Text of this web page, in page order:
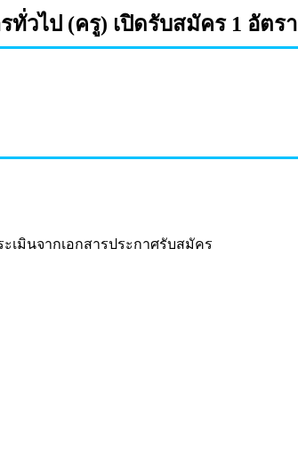
วไป (ครู) เปิดรับสมัคร 1 อัตรา
เมินจากเอกสารประกาศรับสมัคร